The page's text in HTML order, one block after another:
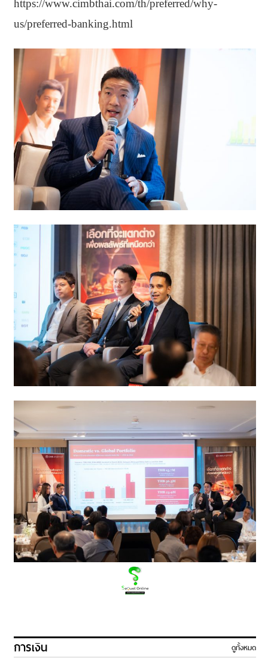
https://www.cimbthai.com/th/preferred/why-
us/preferred-banking.html
การเงิน ดูทั้งหมด